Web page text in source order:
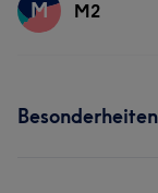
M M2
Besonderheiten